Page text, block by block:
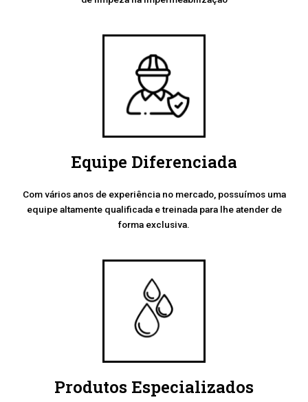
Equipe Diferenciada
Com vários anos de experiência no mercado, possuímos uma
equipe altamente qualificada e treinada para lhe atender de
forma exclusiva.
Produtos Especializados